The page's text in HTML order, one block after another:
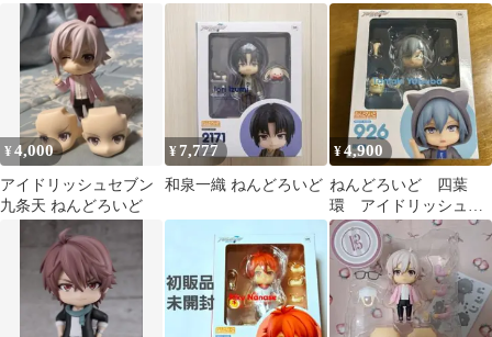
ブン
ナナ 九条天 グッスマ
¥4,000
アイドリッシュセブン
九条天 ねんどろいど
¥7,777
和泉一織 ねんどろいど
¥4,900
ねんどろいど 四葉
環 アイドリッシュセ
ブン